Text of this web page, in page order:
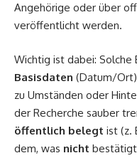
Angehörige oder über
veröffentlicht werden.
Wichtig ist dabei: Solche
Basisdaten (Datum/
zu Umständen oder
der Recherche sauber
öffentlich belegt ist (z.
dem, was nicht bestätigt